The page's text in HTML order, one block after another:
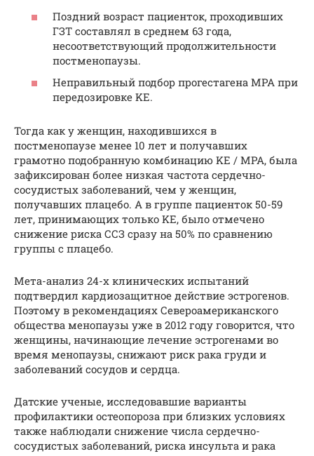
Поздний возраст пациенток, проходивших
ГЗТ составлял в среднем 63 года,
несоответствующий продолжительности
постменопаузы.
Неправильный подбор прогестагена MPA при
передозировке KE.
Тогда как у женщин, находившихся в
постменопаузе менее 10 лет и получавших
грамотно подобранную комбинацию KE / MPA, была
зафиксирован более низкая частота сердечно-
сосудистых заболеваний, чем у женщин,
получавших плацебо. А в группе пациенток 50-59
лет, принимающих только KE, было отмечено
снижение риска ССЗ сразу на 50% по сравнению
группы с плацебо.
Мета-анализ 24-х клинических испытаний
подтвердил кардиозащитное действие эстрогенов.
Поэтому в рекомендациях Североамериканского
общества менопаузы уже в 2012 году говорится, что
женщины, начинающие лечение эстрогенами во
время менопаузы, снижают риск рака груди и
заболеваний сосудов и сердца.
Датские ученые, исследовавшие варианты
профилактики остеопороза при близких условиях
также наблюдали снижение числа сердечно-
сосудистых заболеваний, риска инсульта и рака